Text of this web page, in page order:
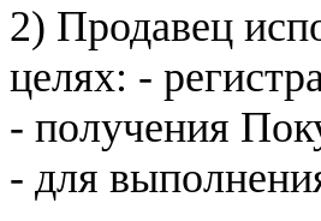
2) Продавец
целях: -
- получения
- для